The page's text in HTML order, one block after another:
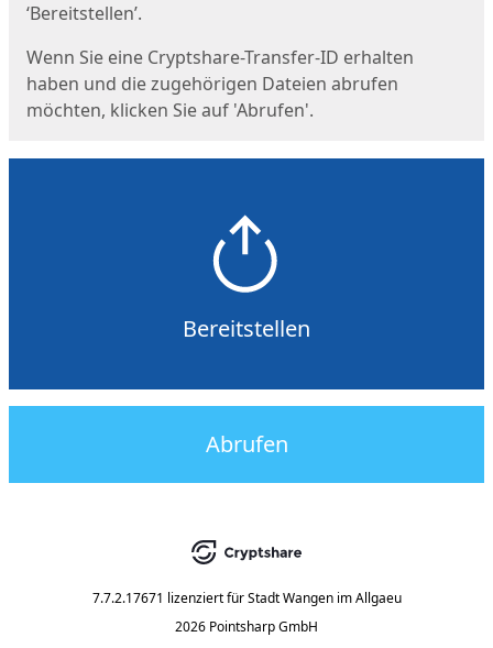
‘Bereitstellen’.
Wenn Sie eine Cryptshare-Transfer-ID erhalten
haben und die zugehörigen Dateien abrufen
möchten, klicken Sie auf 'Abrufen'.
Bereitstellen
Abrufen
7.7.2.17671 lizenziert für Stadt Wangen im Allgaeu
2026 Pointsharp GmbH